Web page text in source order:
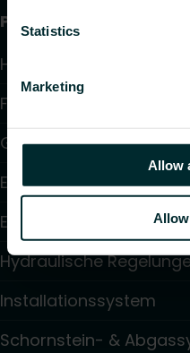
Statistics
Marketing
Allow
Produkte
Heizkörper
Flächenheizung und -
Gebläsekonvektoren
Elektroheizung
Elektronische
Hydraulische
Installationssystem
Schornstein- &